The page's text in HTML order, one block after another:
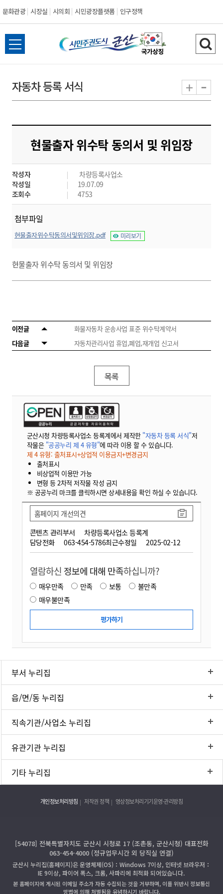
문화관광 시장실 시의회 시민광장플랫폼 인구정책
시
민
도
시
군
산
전
체
뉴
열
검
색
기
자동차 등록 서식 + -
현물출자 위수탁 동의서 및 위임장
작성자
차량등록사업소
작성일
19.07.09
조회수
4753
첨부파일
현물출자위수탁동의서및위임장.pdf 미리보기
현물출자 위수탁 동의서 및 위임장
이전글
화물자동차 운송사업 표준 위수탁계약서
다음글
자동차관리사업 휴업,폐업,재개업 신고서
목록
군산시청 차량등록사업소 등록계에서 제작한 "자동차 등록 서식"저
작물은 "공공누리 제 4 유형"에 따라 이용 할 수 있습니다.
제 4 유형: 출처표시+상업적 이용금지+변경금지
출처표시
비상업적 이용만 가능
변형 등 2차적 저작물 작성 금지
※ 공공누리 마크를 클릭하시면 상세내용을 확인 하실 수 있습니다.
콘텐츠 관리부서
차량등록사업소 등록계
담당전화
063-454-5786최근수정일 2025-02-12
홈페이지 개선의견
열람하신 정보에 대해 만족하십니까?
매우만족 만족 보통
불만족
매우불만족
부서 누리집
읍/면/동 누리집
직속기관/사업소 누리집
유관기관 누리집
기타 누리집
개인정보처리방침 저작권 정책 영상정보처리기기운영·관리방침
[54078] 전북특별자치도 군산시 시청로 17 (조촌동, 군산시청) 대표전화
063-454-4000 (정규업무시간 외 당직실 연결)
군산시 누리집(홈페이지)은 운영체제(OS)：Windows 7이상, 인터넷 브라우저：
IE 9이상, 파이어 폭스, 크롬, 사파리에 최적화 되어있습니다.
본 홈페이지에 게시된 이메일 주소가 자동 수집되는 것을 거부하며, 이를 위반시 정보통신
망법에 의해 처벌됨을 유념하시기 바랍니다.